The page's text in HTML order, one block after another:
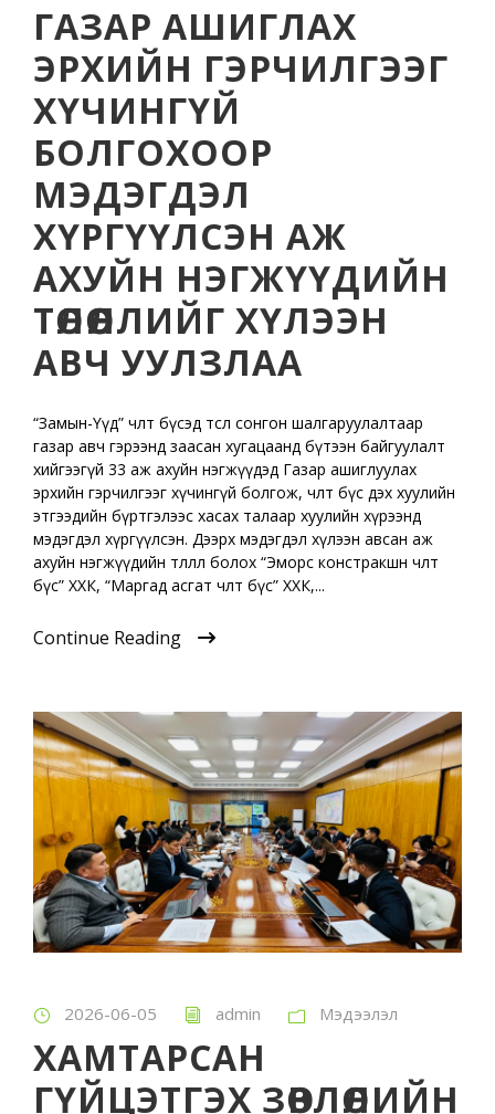
ГАЗАР АШИГЛАХ
ЭРХИЙН ГЭРЧИЛГЭЭГ
ХҮЧИНГҮЙ
БОЛГОХООР
МЭДЭГДЭЛ
ХҮРГҮҮЛСЭН АЖ
АХУЙН НЭГЖҮҮДИЙН
ТӨЛӨӨЛЛИЙГ ХҮЛЭЭН
АВЧ УУЛЗЛАА
“Замын-Үүд” чөлөөт бүсэд төсөл сонгон шалгаруулалтаар
газар авч гэрээнд заасан хугацаанд бүтээн байгуулалт
хийгээгүй 33 аж ахуйн нэгжүүдэд Газар ашиглуулах
эрхийн гэрчилгээг хүчингүй болгож, чөлөөт бүс дэх хуулийн
этгээдийн бүртгэлээс хасах талаар хуулийн хүрээнд
мэдэгдэл хүргүүлсэн. Дээрх мэдэгдэл хүлээн авсан аж
ахуйн нэгжүүдийн төлөөлөл болох “Эморс констракшн чөлөөт
бүс” ХХК, “Маргад асгат чөлөөт бүс” ХХК,...
Continue Reading
2026-06-05 admin Мэдээлэл
ХАМТАРСАН
ГҮЙЦЭТГЭХ ЗӨВЛӨЛИЙН